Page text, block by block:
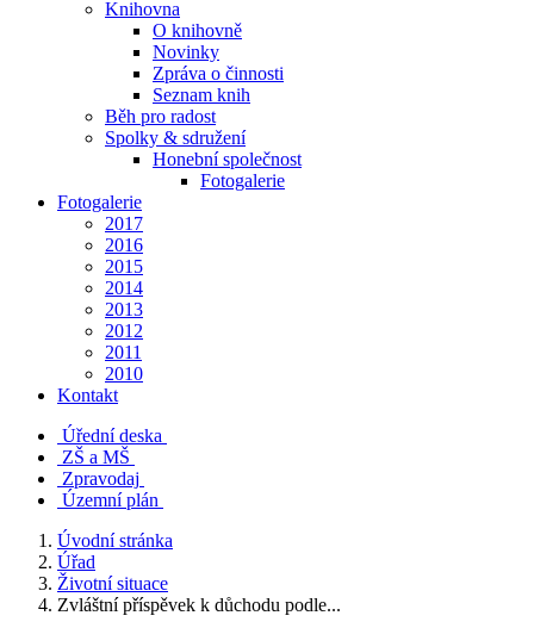
Knihovna
O knihovně
Novinky
Zpráva o činnosti
Seznam knih
Běh pro radost
Spolky & sdružení
Honební společnost
Fotogalerie
Fotogalerie
2017
2016
2015
2014
2013
2012
2011
2010
Kontakt
Úřední deska
ZŠ a MŠ
Zpravodaj
Územní plán
Úvodní stránka
Úřad
Životní situace
Zvláštní příspěvek k důchodu podle...